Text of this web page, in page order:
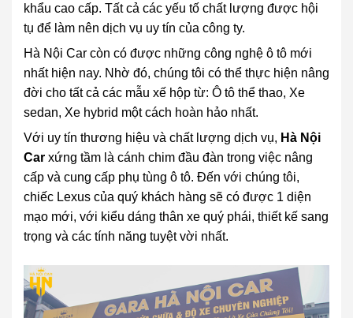
khẩu cao cấp. Tất cả các yếu tố chất lượng được hội
tụ để làm nên dịch vụ uy tín của công ty.
Hà Nội Car còn có được những công nghệ ô tô mới
nhất hiện nay. Nhờ đó, chúng tôi có thể thực hiện nâng
đời cho tất cả các mẫu xế hộp từ: Ô tô thể thao, Xe
sedan, Xe hybrid một cách hoàn hảo nhất.
Với uy tín thương hiệu và chất lượng dịch vụ, Hà Nội
Car xứng tầm là cánh chim đầu đàn trong việc nâng
cấp và cung cấp phụ tùng ô tô. Đến với chúng tôi,
chiếc Lexus của quý khách hàng sẽ có được 1 diện
mạo mới, với kiểu dáng thân xe quý phái, thiết kế sang
trọng và các tính năng tuyệt vời nhất.